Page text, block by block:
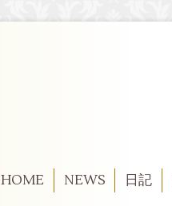
HOME NEWS 日記